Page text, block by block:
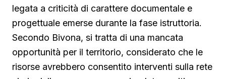
legata a criticità di carattere documentale e
progettuale emerse durante la fase istruttoria.
Secondo Bivona, si tratta di una mancata
opportunità per il territorio, considerato che le
risorse avrebbero consentito interventi sulla rete